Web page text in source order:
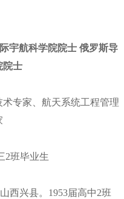
宇航科学院院士 俄罗斯导
院士
专家、航天系统工程管理
2班毕业生
西兴县。1953届高中2班